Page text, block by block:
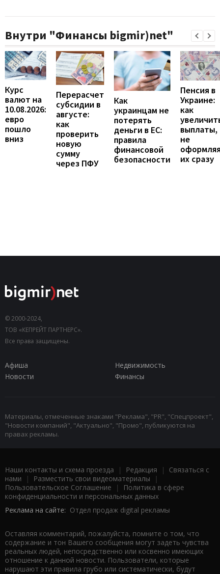
Внутри "Финансы bigmir)net"
Курс
валют на
10.08.2026:
евро
пошло
вниз
Перерасчет
субсидии в
августе:
как
проверить
новую
сумму
через ПФУ
Как
украинцам не
потерять
деньги в ЕС:
правила
финансовой
безопасности
Пенсия в
Украине:
как
выплаты,
не
их сразу
© 2000-2024,
ТОВ «КЕПРЕЙТ ПАРТНЕРС».
Все права защищены.
Афиша
Недвижимость
Новости
Финансы
Материалы, отмеченные знаками "Реклама", "PR", "Спецпроект",
"Новости компаний", "Актуально", "Промо", публикуются на
правах рекламы.
Наши контакты и схема проезда | Редакция | Связаться с
нами | Разместить свои видеоматериалы |
Пользовательское Соглашение |
Политика в сфере
конфиденциальности и персональных данных
Реклама на сайте: Отдел продаж digital рекламы
Оставляя комментарий, пожалуйста, помните о том, что
содержание и тон Вашего сообщения могут задеть чувства
реальных людей, непосредственно или косвенно имеющих
отношение к данной новости. Пользователи, которые
нарушают эти правила грубо или систематически, будут